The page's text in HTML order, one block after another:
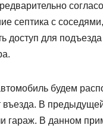
септика с
доступ для
будем
въезда. В
гараж. В данном